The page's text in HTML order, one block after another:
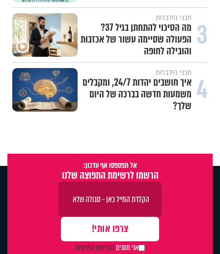
3 תכני הידברות
מה הסיכוי להתחתן בגיל 37?
הפעולה שסיימה עשור של אכזבות
והובילה לחופה
4 תכני הידברות
איך חושבים יהדות 24/7, ומקבלים
משמעות חדשה בברכה של היום
שלך?
אל תפספסו אף עדכון:
הרשמו לרשימת התפוצה שלנו
אני מסכיםלמדיניות הפרטיות